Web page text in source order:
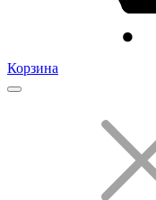
Корзина